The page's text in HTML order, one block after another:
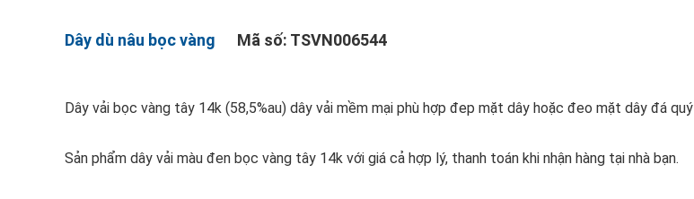
Dây dù nâu bọc vàng Mã số: TSVN006544
Dây vải bọc vàng tây 14k (58,5%au) dây vải mềm mại phù hợp đep mặt dây hoặc đeo mặt dây đá quý
Sản phẩm dây vải màu đen bọc vàng tây 14k với giá cả hợp lý, thanh toán khi nhận hàng tại nhà bạn.